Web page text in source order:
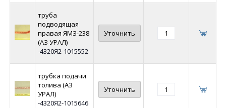
труба
подводящая
правая ЯМЗ-238
(АЗ УРАЛ)
-4320Я2-1015552
Уточнить
трубка подачи
толива (АЗ
УРАЛ)
-4320Я2-1015646
Уточнить